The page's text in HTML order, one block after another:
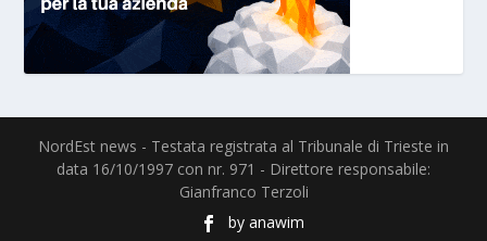
NordEst news - Testata registrata al Tribunale di Trieste in
data 16/10/1997 con nr. 971 - Direttore responsabile:
Gianfranco Terzoli
by anawim